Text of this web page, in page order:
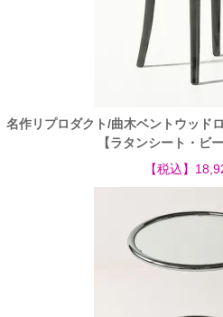
名作リプロダクト/曲木ベントウッド
【ラタンシート・ビ
【税込】